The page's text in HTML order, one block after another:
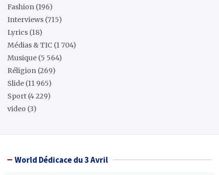
Fashion (196)
Interviews (715)
Lyrics (18)
Médias & TIC (1 704)
Musique (5 564)
Réligion (269)
Slide (11 965)
Sport (4 229)
video (3)
World Dédicace du 3 Avril